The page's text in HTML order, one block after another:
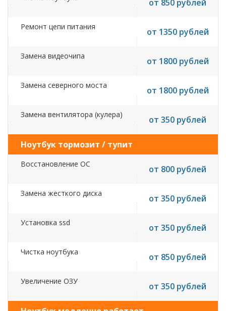
от 850 рублей
Ремонт цепи питания от 1350 рублей
Замена видеочипа от 1800 рублей
Замена северного моста от 1800 рублей
Замена вентилятора (кулера) от 350 рублей
Ноутбук тормозит / тупит
Восстановление ОС от 800 рублей
Замена жесткого диска от 350 рублей
Установка ssd от 350 рублей
Чистка ноутбука от 850 рублей
Увеличение ОЗУ от 350 рублей